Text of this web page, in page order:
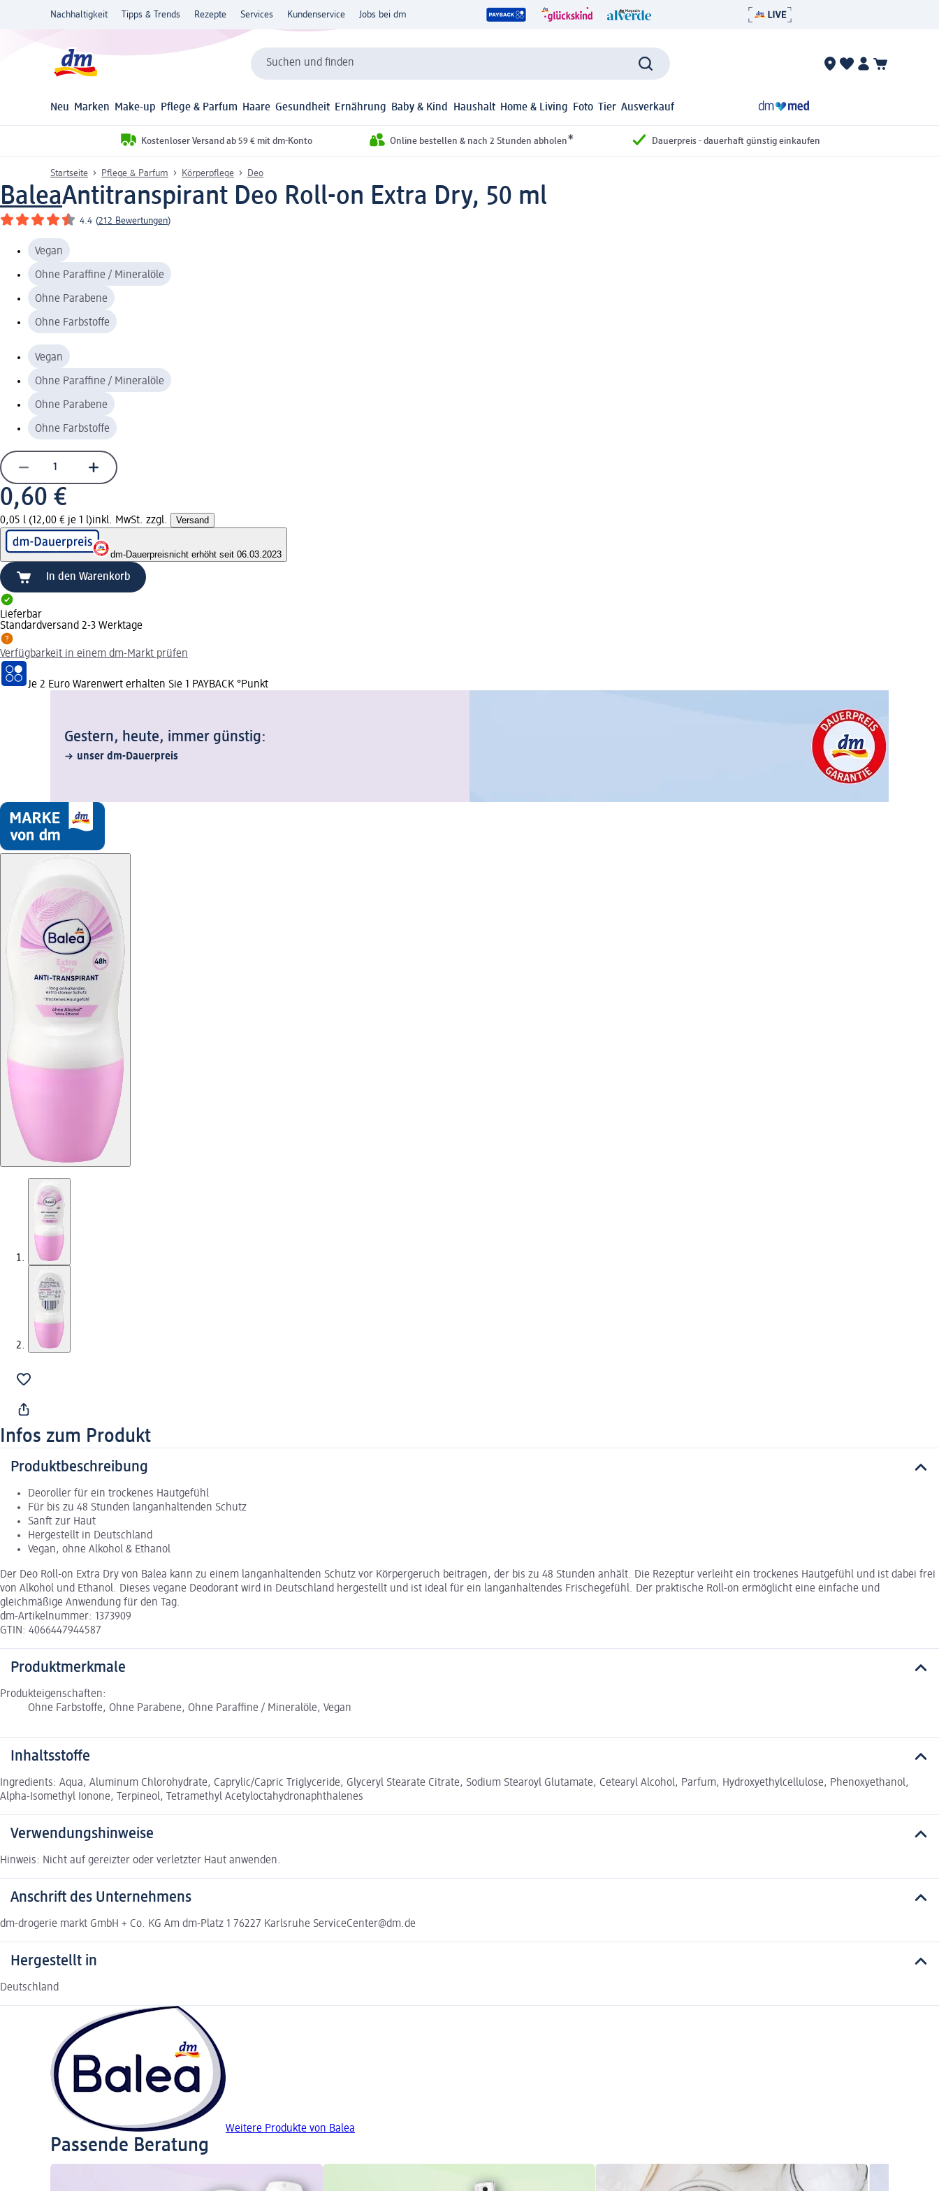
Nachhaltigkeit Tipps & Trends Rezepte Services Kundenservice Jobs bei dm
Suchen und finden
Neu Marken Make-up Pflege & Parfum Haare Gesundheit Ernährung Baby & Kind Haushalt Home & Living Foto Tier Ausverkauf
Kostenloser Versand ab 59 € mit dm-Konto Online bestellen & nach 2 Stunden abholen* Dauerpreis - dauerhaft günstig einkaufen
Startseite Pflege & Parfum Körperpflege Deo
BaleaAntitranspirant Deo Roll-on Extra Dry, 50 ml
4.4 (212 Bewertungen)
Vegan
Ohne Paraffine / Mineralöle
Ohne Parabene
Ohne Farbstoffe
Vegan
Ohne Paraffine / Mineralöle
Ohne Parabene
Ohne Farbstoffe
0,60 €
0,05 l (12,00 € je 1 l)inkl. MwSt. zzgl. Versand
dm-Dauerpreisnicht erhöht seit 06.03.2023
In den Warenkorb
Lieferbar
Standardversand 2-3 Werktage
Verfügbarkeit in einem dm-Markt prüfen
Je 2 Euro Warenwert erhalten Sie 1 PAYBACK °Punkt
Gestern, heute, immer günstig:
unser dm-Dauerpreis
Infos zum Produkt
Produktbeschreibung
Deoroller für ein trockenes Hautgefühl
Für bis zu 48 Stunden langanhaltenden Schutz
Sanft zur Haut
Hergestellt in Deutschland
Vegan, ohne Alkohol & Ethanol
Der Deo Roll-on Extra Dry von Balea kann zu einem langanhaltenden Schutz vor Körpergeruch beitragen, der bis zu 48 Stunden anhält. Die Rezeptur verleiht ein trockenes Hautgefühl und ist dabei frei
von Alkohol und Ethanol. Dieses vegane Deodorant wird in Deutschland hergestellt und ist ideal für ein langanhaltendes Frischegefühl. Der praktische Roll-on ermöglicht eine einfache und
gleichmäßige Anwendung für den Tag.
dm-Artikelnummer: 1373909
GTIN: 4066447944587
Produktmerkmale
Produkteigenschaften:
Ohne Farbstoffe, Ohne Parabene, Ohne Paraffine / Mineralöle, Vegan
Inhaltsstoffe
Ingredients: Aqua, Aluminum Chlorohydrate, Caprylic/Capric Triglyceride, Glyceryl Stearate Citrate, Sodium Stearoyl Glutamate, Cetearyl Alcohol, Parfum, Hydroxyethylcellulose, Phenoxyethanol,
Alpha-Isomethyl Ionone, Terpineol, Tetramethyl Acetyloctahydronaphthalenes
Verwendungshinweise
Hinweis: Nicht auf gereizter oder verletzter Haut anwenden.
Anschrift des Unternehmens
dm-drogerie markt GmbH + Co. KG Am dm-Platz 1 76227 Karlsruhe ServiceCenter@dm.de
Hergestellt in
Deutschland
Weitere Produkte von Balea
Passende Beratung